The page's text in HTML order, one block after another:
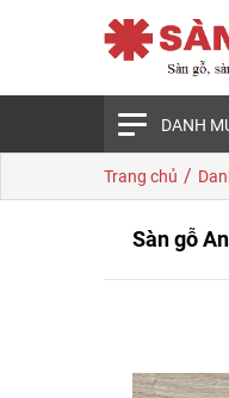
DANH
Trang chủ /
Sàn gỗ